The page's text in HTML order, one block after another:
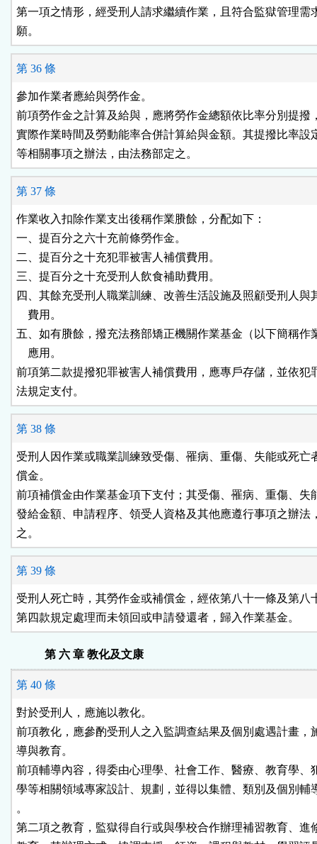
第一項之情形，經受刑人請求繼續作業，且符合監獄管理需
願。
第 36 條
參加作業者應給與勞作金。
前項勞作金之計算及給與，應將勞作金總額依比率分別提撥
實際作業時間及勞動能率合併計算給與金額。其提撥比率設
等相關事項之辦法，由法務部定之。
第 37 條
作業收入扣除作業支出後稱作業賸餘，分配如下：
一、提百分之六十充前條勞作金。
二、提百分之十充犯罪被害人補償費用。
三、提百分之十充受刑人飲食補助費用。
四、其餘充受刑人職業訓練、改善生活設施及照顧受刑人與
    費用。
五、如有賸餘，撥充法務部矯正機關作業基金（以下簡稱作
    應用。
前項第二款提撥犯罪被害人補償費用，應專戶存儲，並依犯
法規定支付。
第 38 條
受刑人因作業或職業訓練致受傷、罹病、重傷、失能或死亡
償金。
前項補償金由作業基金項下支付；其受傷、罹病、重傷、失
發給金額、申請程序、領受人資格及其他應遵行事項之辦法
之。
第 39 條
受刑人死亡時，其勞作金或補償金，經依第八十一條及第八
第四款規定處理而未領回或申請發還者，歸入作業基金。
第 六 章 教化及文康
第 40 條
對於受刑人，應施以教化。
前項教化，應參酌受刑人之入監調查結果及個別處遇計畫，
導與教育。
前項輔導內容，得委由心理學、社會工作、醫療、教育學、
學等相關領域專家設計、規劃，並得以集體、類別及個別輔
。
第二項之教育，監獄得自行或與學校合作辦理補習教育、進